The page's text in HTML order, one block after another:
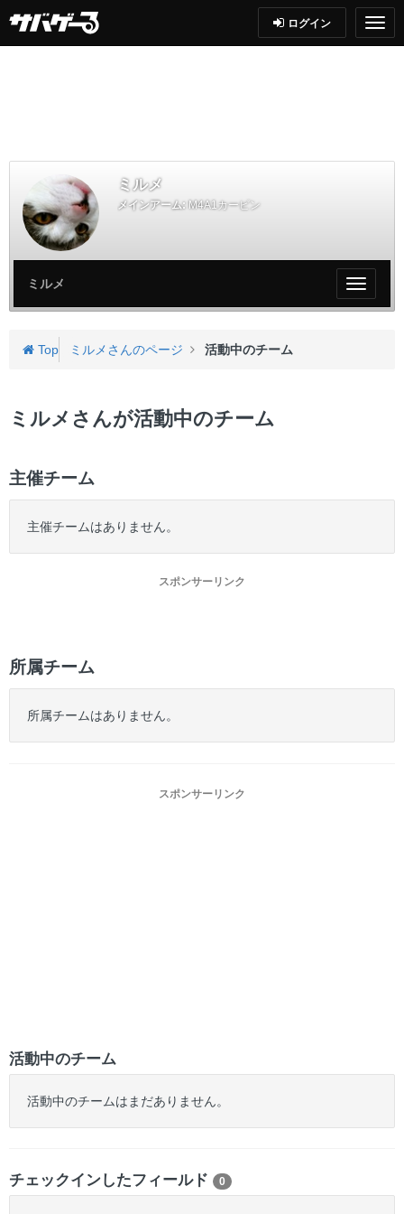
ログイン
ミルメ
メインアーム: M4A1カービン
My
ペ
ミルメ
Top ミルメさんのページ 活動中のチーム
ミルメさんが活動中のチーム
主催チーム
主催チームはありません。
スポンサーリンク
所属チーム
所属チームはありません。
スポンサーリンク
活動中のチーム
活動中のチームはまだありません。
チェックインしたフィールド 0